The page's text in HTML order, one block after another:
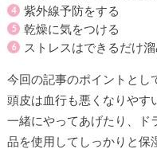
紫外線予防をする
乾燥に気をつける
ストレスはできるだけ
今回の記事のポイントとし
頭皮は血行も悪くなりやす
一緒にやってあげたり、ド
品を使用してしっかりと保